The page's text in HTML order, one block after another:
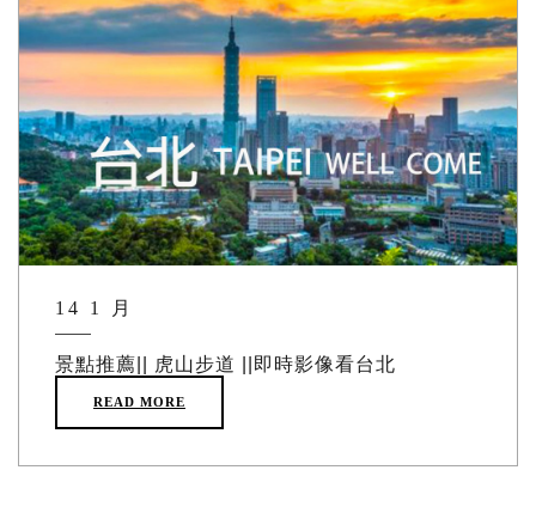
14 1 月
景點推薦|| 虎山步道 ||即時影像看台北
READ MORE